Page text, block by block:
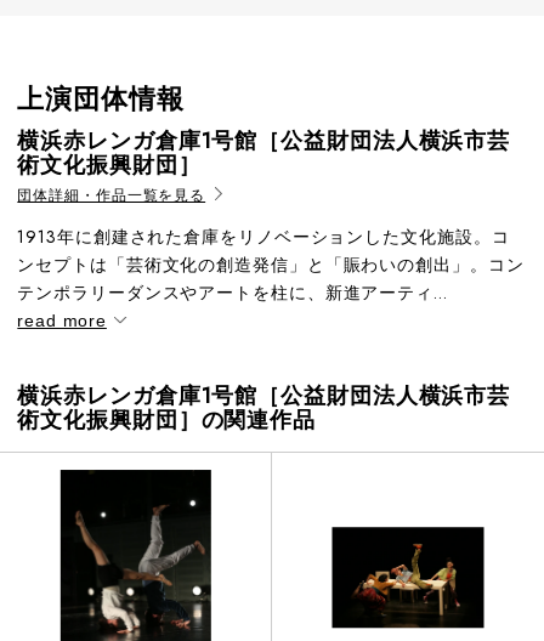
上演団体情報
横浜赤レンガ倉庫1号館［公益財団法人横浜市芸
術文化振興財団］
団体詳細・作品一覧を見る
1913年に創建された倉庫をリノベーションした文化施設。コ
ンセプトは「芸術文化の創造発信」と「賑わいの創出」。コン
テンポラリーダンスやアートを柱に、新進アーティ...
read more
横浜赤レンガ倉庫1号館［公益財団法人横浜市芸
術文化振興財団］の関連作品